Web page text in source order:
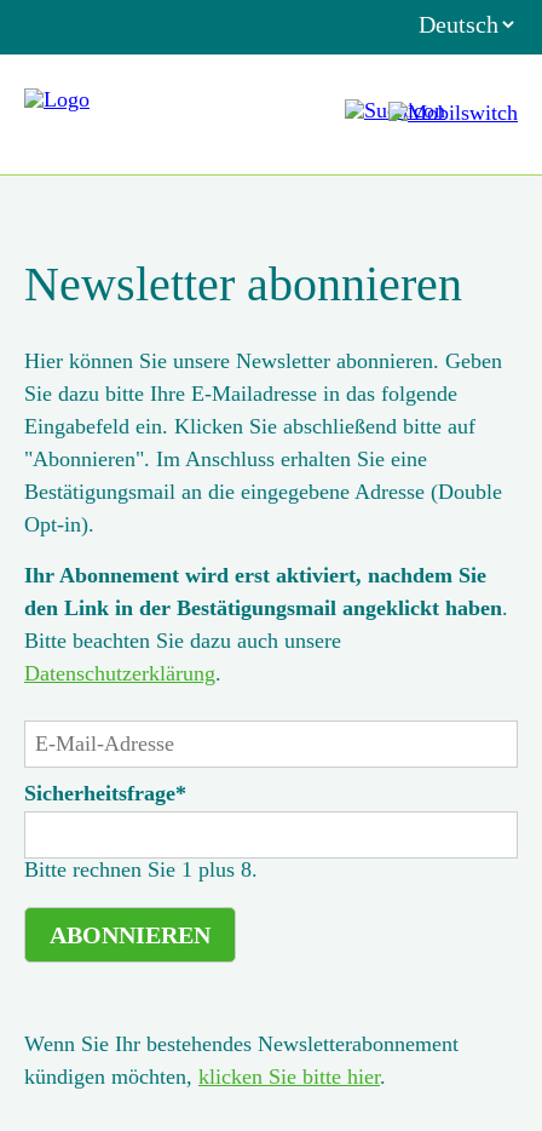
Newsletter abonnieren
Hier können Sie unsere Newsletter abonnieren. Geben
Sie dazu bitte Ihre E-Mailadresse in das folgende
Eingabefeld ein. Klicken Sie abschließend bitte auf
"Abonnieren". Im Anschluss erhalten Sie eine
Bestätigungsmail an die eingegebene Adresse (Double
Opt-in).
Ihr Abonnement wird erst aktiviert, nachdem Sie
den Link in der Bestätigungsmail angeklickt haben.
Bitte beachten Sie dazu auch unsere
Datenschutzerklärung.
E-
Mail-
Adresse
Pflichtfeld
Sicherheitsfrage*
Bitte rechnen Sie 1 plus 8.
ABONNIEREN
Wenn Sie Ihr bestehendes Newsletterabonnement
kündigen möchten, klicken Sie bitte hier.